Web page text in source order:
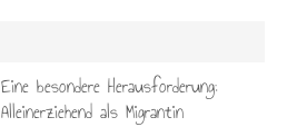
Eine besondere Herausforderung:
Alleinerziehend als Migrantin